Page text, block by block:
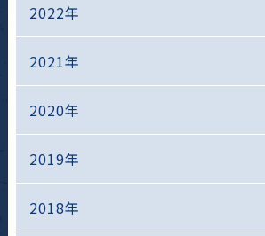
2022年
2021年
2020年
2019年
2018年